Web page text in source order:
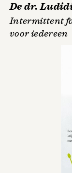
De dr.
Intermittent
voor iedereen